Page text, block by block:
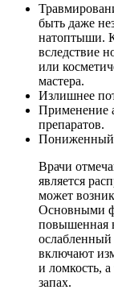
быть даже
натоптыши.
вследствие
или
мастера.
Излишнее
Применение
препаратов.
Пониженный
Врачи
является
может
Основными
повышенная
включают
и ломкость,
запах.